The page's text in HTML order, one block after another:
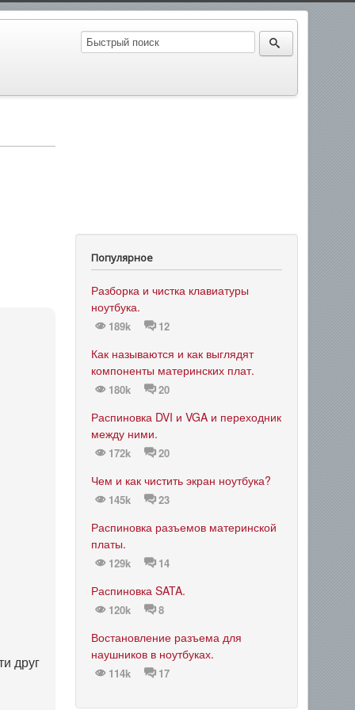
друг
Популярное
Разборка и чистка клавиатуры
ноутбука.
189k 12
Как называются и как выглядят
компоненты материнских плат.
180k 20
Распиновка DVI и VGA и переходник
между ними.
172k 20
Чем и как чистить экран ноутбука?
145k 23
Распиновка разъемов материнской
платы.
129k 14
Распиновка SATA.
120k 8
Востановление разъема для
наушников в ноутбуках.
114k 17